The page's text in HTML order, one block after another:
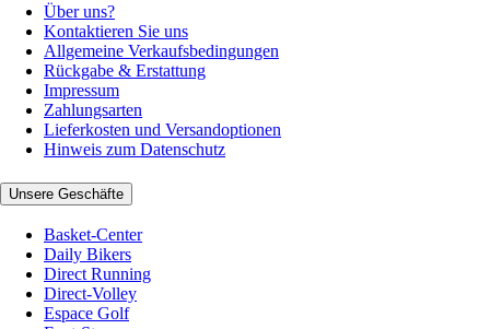
Über uns?
Kontaktieren Sie uns
Allgemeine Verkaufsbedingungen
Rückgabe & Erstattung
Impressum
Zahlungsarten
Lieferkosten und Versandoptionen
Hinweis zum Datenschutz
Unsere Geschäfte
Basket-Center
Daily Bikers
Direct Running
Direct-Volley
Espace Golf